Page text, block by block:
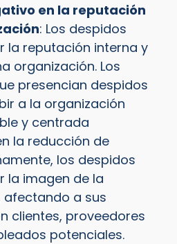
en la reputación
: Los despidos
la reputación interna y
organización. Los
presencian despidos
a la organización
y centrada
la reducción de
los despidos
la imagen de la
afectando a sus
clientes, proveedores
potenciales.